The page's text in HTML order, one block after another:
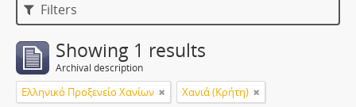
Filters
Showing 1 results
Archival description
Ελληνικό Προξενείο Χανίων Χανιά (Κρήτη)